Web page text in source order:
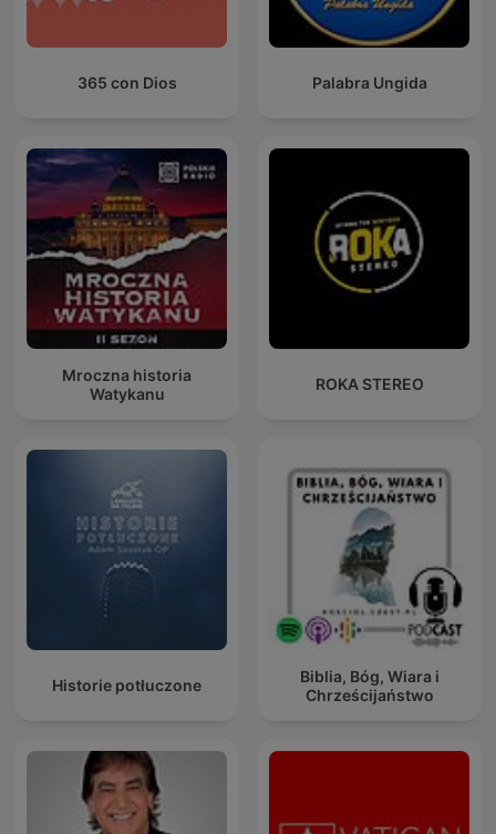
365 con Dios Palabra Ungida
Mroczna historia
Watykanu
ROKA STEREO
Historie potłuczone
Biblia, Bóg, Wiara i
Chrześcijaństwo